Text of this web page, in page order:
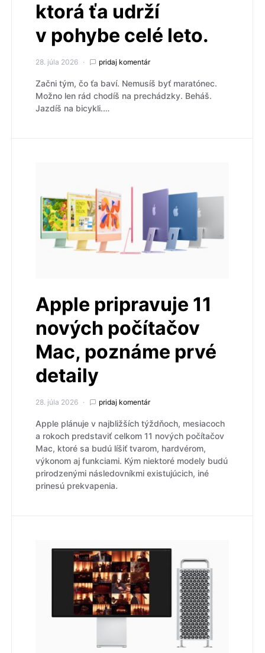
ktorá ťa udrží
v pohybe celé leto.
28. júla 2026 pridaj komentár
Začni tým, čo ťa baví. Nemusíš byť maratónec.
Možno len rád chodíš na prechádzky. Beháš.
Jazdíš na bicykli.…
Apple pripravuje 11
nových počítačov
Mac, poznáme prvé
detaily
28. júla 2026 pridaj komentár
Apple plánuje v najbližších týždňoch, mesiacoch
a rokoch predstaviť celkom 11 nových počítačov
Mac, ktoré sa budú líšiť tvarom, hardvérom,
výkonom aj funkciami. Kým niektoré modely budú
prirodzenými následovníkmi existujúcich, iné
prinesú prekvapenia.